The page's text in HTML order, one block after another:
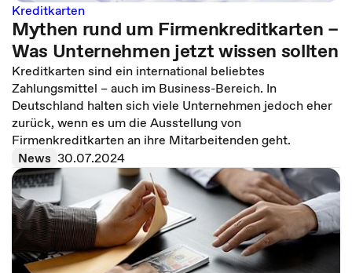
Kreditkarten
Mythen rund um Firmenkreditkarten –
Was Unternehmen jetzt wissen sollten
Kreditkarten sind ein international beliebtes
Zahlungsmittel – auch im Business-Bereich. In
Deutschland halten sich viele Unternehmen jedoch eher
zurück, wenn es um die Ausstellung von
Firmenkreditkarten an ihre Mitarbeitenden geht.
News 30.07.2024